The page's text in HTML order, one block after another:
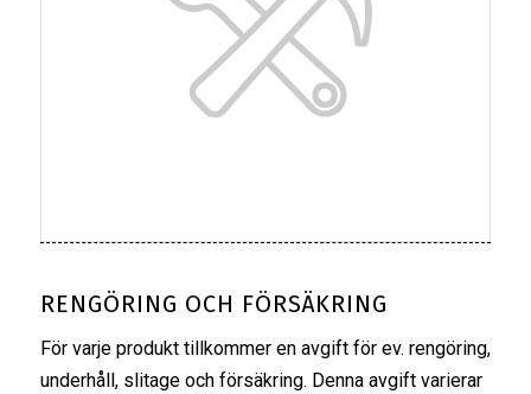
RENGÖRING OCH FÖRSÄKRING
För varje produkt tillkommer en avgift för ev. rengöring,
underhåll, slitage och försäkring. Denna avgift varierar